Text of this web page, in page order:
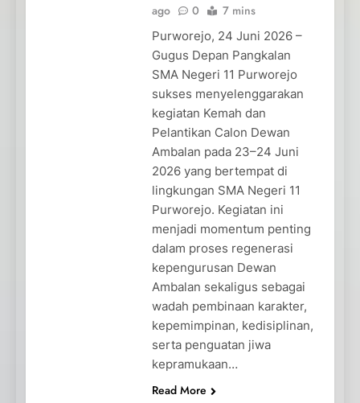
ago
0 7 mins
Purworejo, 24 Juni 2026 –
Gugus Depan Pangkalan
SMA Negeri 11 Purworejo
sukses menyelenggarakan
kegiatan Kemah dan
Pelantikan Calon Dewan
Ambalan pada 23–24 Juni
2026 yang bertempat di
lingkungan SMA Negeri 11
Purworejo. Kegiatan ini
menjadi momentum penting
dalam proses regenerasi
kepengurusan Dewan
Ambalan sekaligus sebagai
wadah pembinaan karakter,
kepemimpinan, kedisiplinan,
serta penguatan jiwa
kepramukaan…
Read More